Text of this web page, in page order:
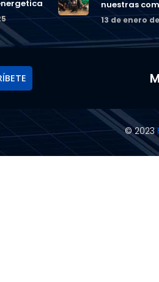
nuestras
13 de enero
© 2023